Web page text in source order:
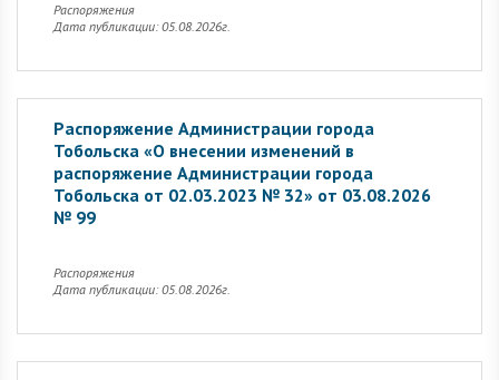
Распоряжения
Дата публикации: 05.08.2026г.
Распоряжение Администрации города
Тобольска «О внесении изменений в
распоряжение Администрации города
Тобольска от 02.03.2023 № 32» от 03.08.2026
№ 99
Распоряжения
Дата публикации: 05.08.2026г.